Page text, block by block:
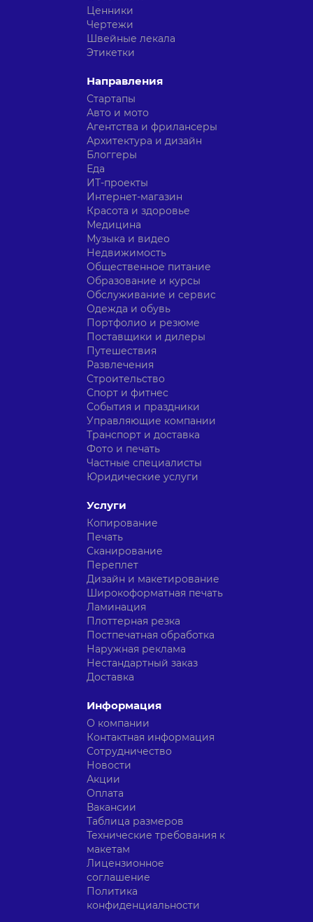
Ценники
Чертежи
Швейные лекала
Этикетки
Направления
Стартапы
Авто и мото
Агентства и фрилансеры
Архитектура и дизайн
Блоггеры
Еда
ИТ-проекты
Интернет-магазин
Красота и здоровье
Медицина
Музыка и видео
Недвижимость
Общественное питание
Образование и курсы
Обслуживание и сервис
Одежда и обувь
Портфолио и резюме
Поставщики и дилеры
Путешествия
Развлечения
Строительство
Спорт и фитнес
События и праздники
Управляющие компании
Транспорт и доставка
Фото и печать
Частные специалисты
Юридические услуги
Услуги
Копирование
Печать
Сканирование
Переплет
Дизайн и макетирование
Широкоформатная печать
Ламинация
Плоттерная резка
Постпечатная обработка
Наружная реклама
Нестандартный заказ
Доставка
Информация
О компании
Контактная информация
Сотрудничество
Новости
Акции
Оплата
Вакансии
Таблица размеров
Технические требования к
макетам
Лицензионное
соглашение
Политика
конфиденциальности